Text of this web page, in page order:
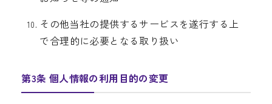
その他当社の提供するサービスを遂行する上
で合理的に必要となる取り扱い
第3条 個人情報の利用目的の変更